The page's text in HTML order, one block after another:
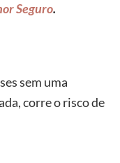
Seguro.
sem uma
corre o risco de